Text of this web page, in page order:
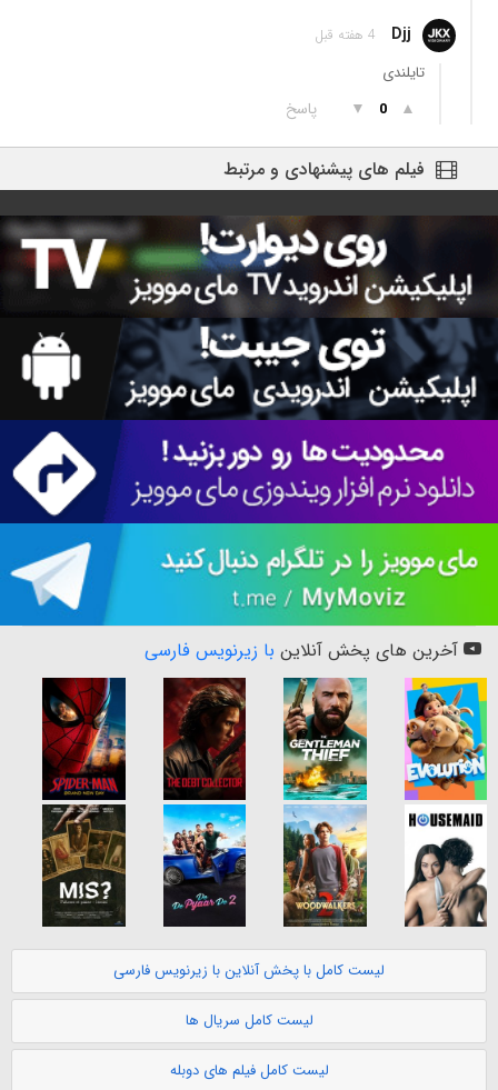
Djj 4 هفته قبل
تایلندی
▲
0
▼ پاسخ
فیلم های پیشنهادی و مرتبط
آخرین های پخش آنلاین با زیرنویس فارسی
لیست کامل با پخش آنلاین با زیرنویس فارسی
لیست کامل سریال ها
لیست کامل فیلم های دوبله